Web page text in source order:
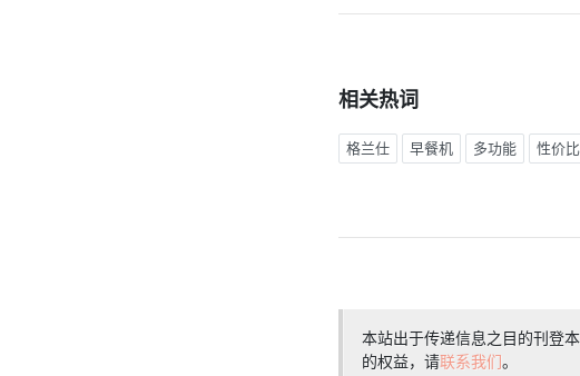
相关热词
格兰仕 早餐机 多功能 性价
本站出于传递信息之目的刊登
的权益，请联系我们。